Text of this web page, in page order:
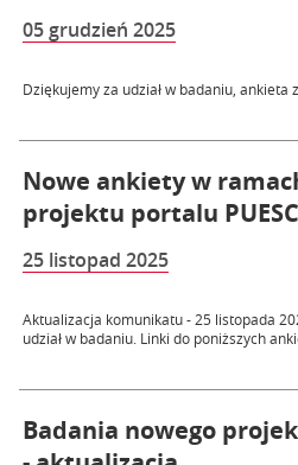
05 grudzień 2025
Dziękujemy za udział w badaniu, ankieta
Nowe ankiety w
projektu portalu
25 listopad 2025
Aktualizacja komunikatu - 25 listopada
udział w badaniu. Linki do poniższych
Badania nowego